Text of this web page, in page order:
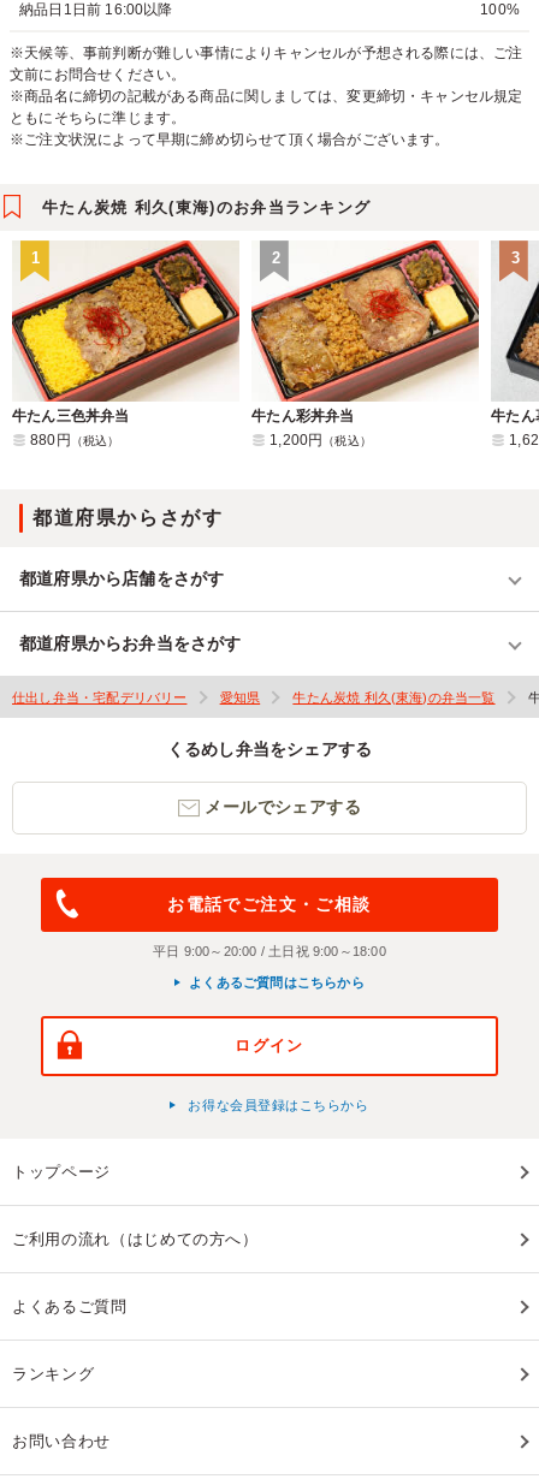
納品日1日前 16:00以降 100%
※天候等、事前判断が難しい事情によりキャンセルが予想される際には、ご注
文前にお問合せください。
※商品名に締切の記載がある商品に関しましては、変更締切・キャンセル規定
ともにそちらに準じます。
※ご注文状況によって早期に締め切らせて頂く場合がございます。
牛たん炭焼 利久(東海)のお弁当ランキング
1
牛たん三色丼弁当
880円
（税込）
2
牛たん彩丼弁当
1,200円
（税込）
3
牛たん
都道府県からさがす
都道府県から店舗をさがす
都道府県からお弁当をさがす
仕出し弁当・宅配デリバリー 愛知県 牛たん炭焼 利久(東海)の弁当一覧
くるめし弁当をシェアする
メールでシェアする
お電話でご注文・ご相談
平日 9:00～20:00 / 土日祝 9:00～18:00
よくあるご質問はこちらから
ログイン
お得な会員登録はこちらから
トップページ
ご利用の流れ（はじめての方へ）
よくあるご質問
ランキング
お問い合わせ